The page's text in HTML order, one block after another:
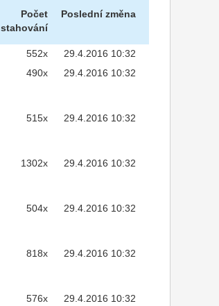
Počet
stahování
Poslední změna
552x 29.4.2016 10:32
490x 29.4.2016 10:32
515x 29.4.2016 10:32
1302x 29.4.2016 10:32
504x 29.4.2016 10:32
818x 29.4.2016 10:32
576x 29.4.2016 10:32